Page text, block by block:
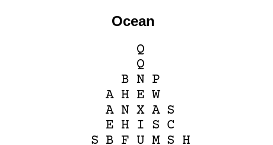
Ocean
Q
Q
B N P
A H E W
A N X A S
E H I S C
S B F U M S H